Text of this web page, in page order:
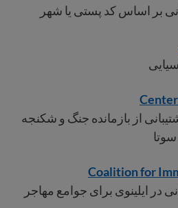
بر اساس کد پستی یا شهر
از بازمانده جنگ و شکنجه
سوتا
Coalition for
ایلینوی برای جوامع مهاجر